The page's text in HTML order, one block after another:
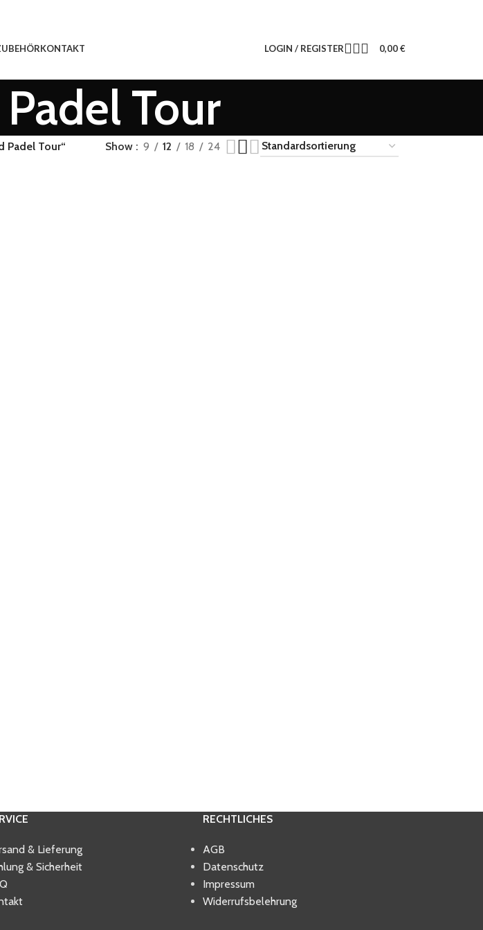
KONTAKT LOGIN / REGISTER 0,00€
Tour
Padel Tour“ Show 9 12 18 24
& Lieferung
& Sicherheit
RECHTLICHES
AGB
Datenschutz
Impressum
Widerrufsbelehrung